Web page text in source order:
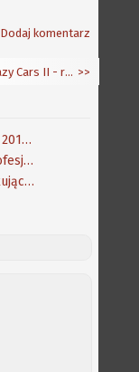
Dodaj komentarz
Crazy Cars II - recenzja >>
Pierwsza połowa 2019 roku - czy to jest już całkowita agonia?
Zastosowania profesjonalne - podsumowanie ankiety
Dział dla początkujących - podsumowanie ankiety